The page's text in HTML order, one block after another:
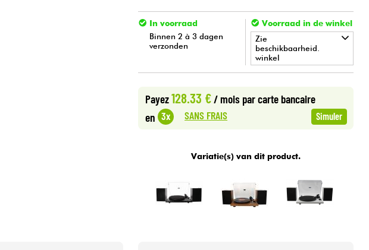
In voorraad
Binnen 2 à 3 dagen
verzonden
Voorraad in de winkel
Zie
beschikbaarheid.
winkel
Payez128.33 €/ mois par carte bancaire
en 3x SANS FRAIS Simuler
Variatie(s) van dit product.